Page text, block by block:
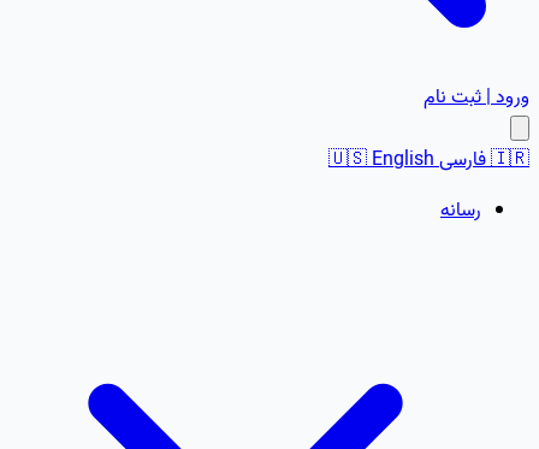
ورود | ثبت نام
🇮🇷فارسی 🇺🇸English
رسانه